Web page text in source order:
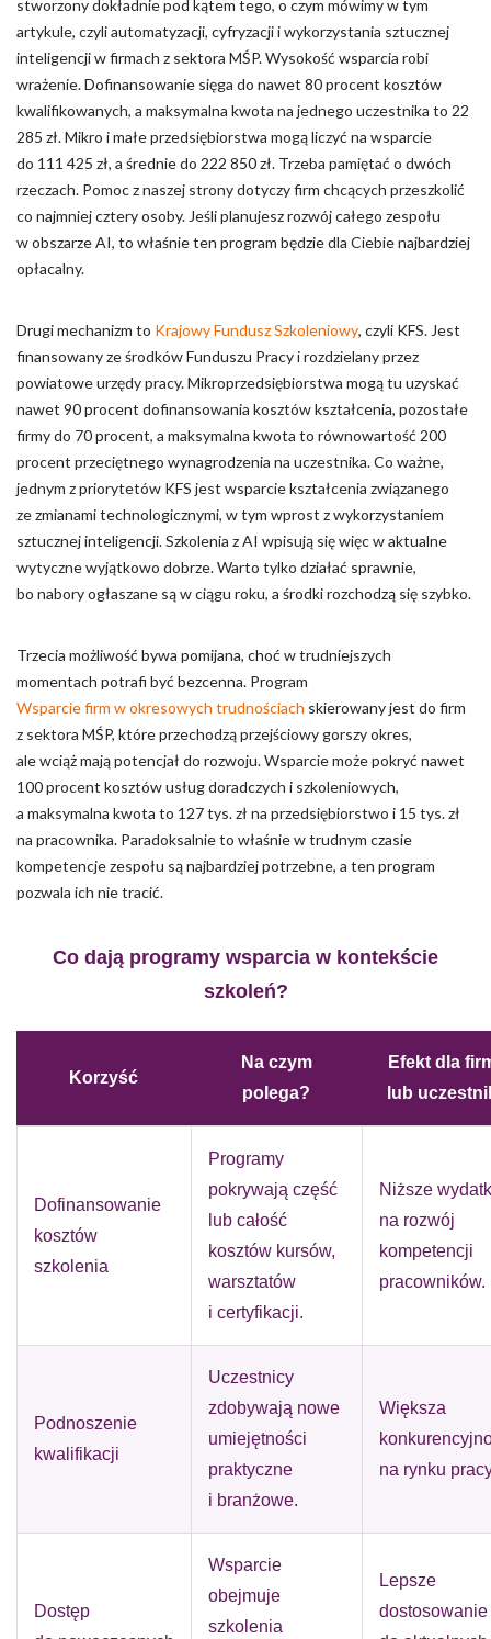
stworzony dokładnie pod kątem tego, o czym mówimy w tym
artykule, czyli automatyzacji, cyfryzacji i wykorzystania sztucznej
inteligencji w firmach z sektora MŚP. Wysokość wsparcia robi
wrażenie. Dofinansowanie sięga do nawet 80 procent kosztów
kwalifikowanych, a maksymalna kwota na jednego uczestnika to 22
285 zł. Mikro i małe przedsiębiorstwa mogą liczyć na wsparcie
do 111 425 zł, a średnie do 222 850 zł. Trzeba pamiętać o dwóch
rzeczach. Pomoc z naszej strony dotyczy firm chcących przeszkolić
co najmniej cztery osoby. Jeśli planujesz rozwój całego zespołu
w obszarze AI, to właśnie ten program będzie dla Ciebie najbardziej
opłacalny.
Drugi mechanizm to Krajowy Fundusz Szkoleniowy, czyli KFS. Jest
finansowany ze środków Funduszu Pracy i rozdzielany przez
powiatowe urzędy pracy. Mikroprzedsiębiorstwa mogą tu uzyskać
nawet 90 procent dofinansowania kosztów kształcenia, pozostałe
firmy do 70 procent, a maksymalna kwota to równowartość 200
procent przeciętnego wynagrodzenia na uczestnika. Co ważne,
jednym z priorytetów KFS jest wsparcie kształcenia związanego
ze zmianami technologicznymi, w tym wprost z wykorzystaniem
sztucznej inteligencji. Szkolenia z AI wpisują się więc w aktualne
wytyczne wyjątkowo dobrze. Warto tylko działać sprawnie,
bo nabory ogłaszane są w ciągu roku, a środki rozchodzą się szybko.
Trzecia możliwość bywa pomijana, choć w trudniejszych
momentach potrafi być bezcenna. Program
Wsparcie firm w okresowych trudnościach skierowany jest do firm
z sektora MŚP, które przechodzą przejściowy gorszy okres,
ale wciąż mają potencjał do rozwoju. Wsparcie może pokryć nawet
100 procent kosztów usług doradczych i szkoleniowych,
a maksymalna kwota to 127 tys. zł na przedsiębiorstwo i 15 tys. zł
na pracownika. Paradoksalnie to właśnie w trudnym czasie
kompetencje zespołu są najbardziej potrzebne, a ten program
pozwala ich nie tracić.
Co dają programy wsparcia w kontekście
szkoleń?
Korzyść
Na czym
polega?
Efekt dla
lub
Dofinansowanie
kosztów
szkolenia
Programy
pokrywają część
lub całość
kosztów kursów,
warsztatów
i certyfikacji.
Niższe
na rozwój
kompetencji
pracowników.
Podnoszenie
kwalifikacji
Uczestnicy
zdobywają nowe
umiejętności
praktyczne
i branżowe.
Większa
na rynku
Dostęp
Wsparcie
obejmuje
szkolenia
Lepsze
dostosowanie